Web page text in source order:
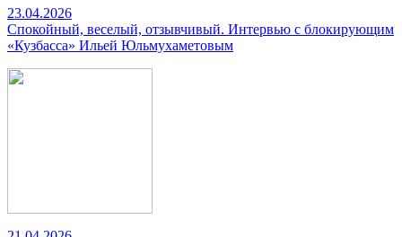
23.04.2026
Спокойный, веселый, отзывчивый. Интервью с блокирующим
«Кузбасса» Ильей Юльмухаметовым